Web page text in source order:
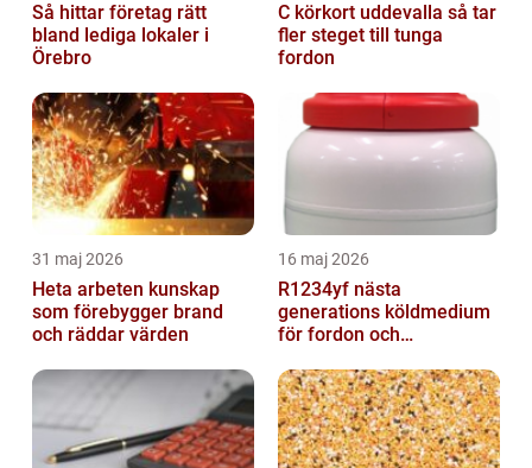
Så hittar företag rätt
bland lediga lokaler i
Örebro
C körkort uddevalla så tar
fler steget till tunga
fordon
31 maj 2026
Heta arbeten kunskap
som förebygger brand
och räddar värden
16 maj 2026
R1234yf nästa
generations köldmedium
för fordon och